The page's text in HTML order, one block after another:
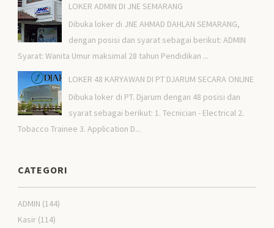
LOKER ADMIN DI JNE SEMARANG
Dibuka loker di JNE AHMAD DAHLAN SEMARANG,
dengan posisi dan syarat sebagai berikut: ADMIN
Syarat: Wanita Umur maksimal 28 tahun Pendidikan ...
LOKER 48 KARYAWAN DI PT DJARUM SECARA ONLINE
Dibuka loker di PT. Djarum dengan 48 posisi dan
syarat sebagai berikut: 1. Tecnician - Electrical 2.
Tobacco Trainee 3. Application D...
CATEGORI
ADMIN (144)
Kasir (114)